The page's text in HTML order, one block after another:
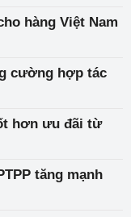
hàng Việt Nam
cường hợp tác
hơn ưu đãi từ
tăng mạnh